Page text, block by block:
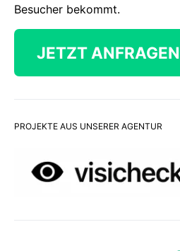
Besucher bekommt.
JETZT ANFRAGEN
PROJEKTE AUS UNSERER AGENTUR